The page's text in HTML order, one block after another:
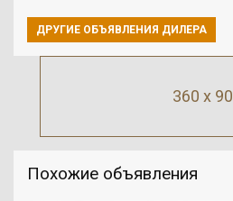
360 x 90
Похожие объявления
ДРУГИЕ ОБЪЯВЛЕНИЯ ДИЛЕРА